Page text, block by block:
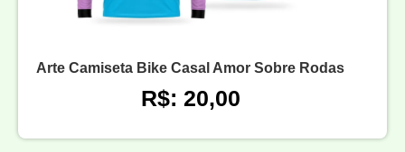
Arte Camiseta Bike Casal Amor Sobre Rodas
R$: 20,00